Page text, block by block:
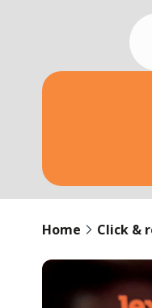
Home Click &